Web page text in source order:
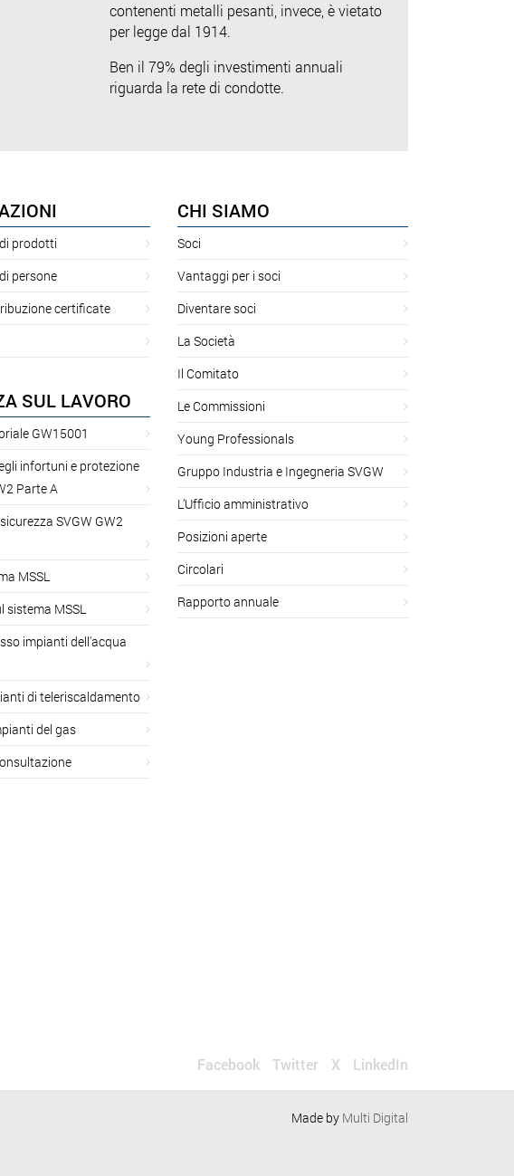
contenenti metalli pesanti, invece, è vietato
per legge dal 1914.
Ben il 79% degli investimenti annuali
riguarda la rete di condotte.
prodotti
persone
certificate
SUL LAVORO
GW15001
infortuni e protezione
Parte A
SVGW GW2
MSSL
sistema MSSL
impianti dell'acqua
di teleriscaldamento
del gas
CHI SIAMO
Soci
Vantaggi per i soci
Diventare soci
La Società
Il Comitato
Le Commissioni
Young Professionals
Gruppo Industria e Ingegneria SVGW
L’Ufficio amministrativo
Posizioni aperte
Circolari
Rapporto annuale
Facebook Twitter X LinkedIn
Made by Multi Digital